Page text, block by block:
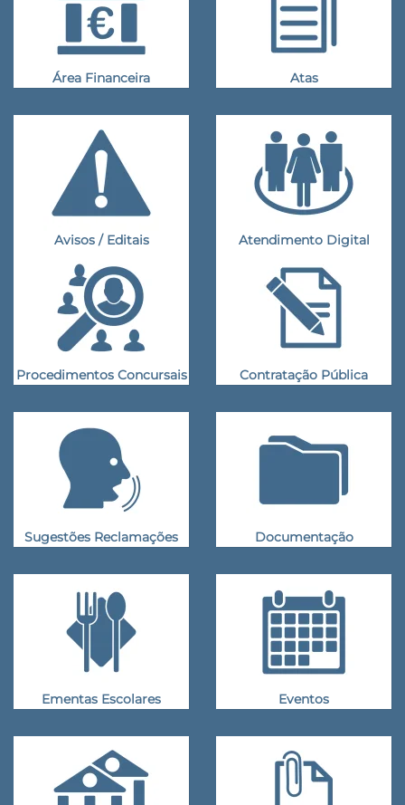
Área Financeira Atas
Avisos / Editais Atendimento Digital
Procedimentos Concursais Contratação Pública
Sugestões Reclamações Documentação
Ementas Escolares Eventos